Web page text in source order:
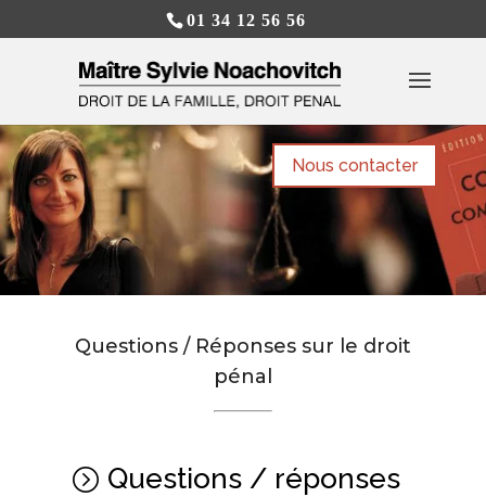
01 34 12 56 56
Nous contacter
Questions / Réponses sur le droit
pénal
Questions / réponses